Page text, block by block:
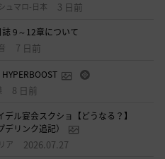
ュマロ-日本 3 日前
9～12章について
7 日前
8 日前
デル宴会スクショ【どうなる？】
デリンク追記）
ア 2026.07.27